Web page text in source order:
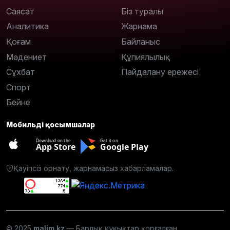
Саясат
Аналитика
Қоғам
Мәдениет
Сұхбат
Спорт
Бейне
Біз туралы
Жарнама
Байланыс
Құпиялылық
Пайдалану ережесі
Мобильді қосымшалар
Download on the
App Store
Get it on
Google Play
Қауіпсіз орнату, жарнамасыз хабарламалар.
© 2025 malim.kz — Барлық құқықтар қорғалған.